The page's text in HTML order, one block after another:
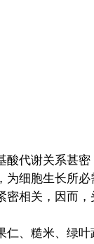
酸代谢关系甚
为细胞生长所
密相关，因而
仁、糙米、绿叶